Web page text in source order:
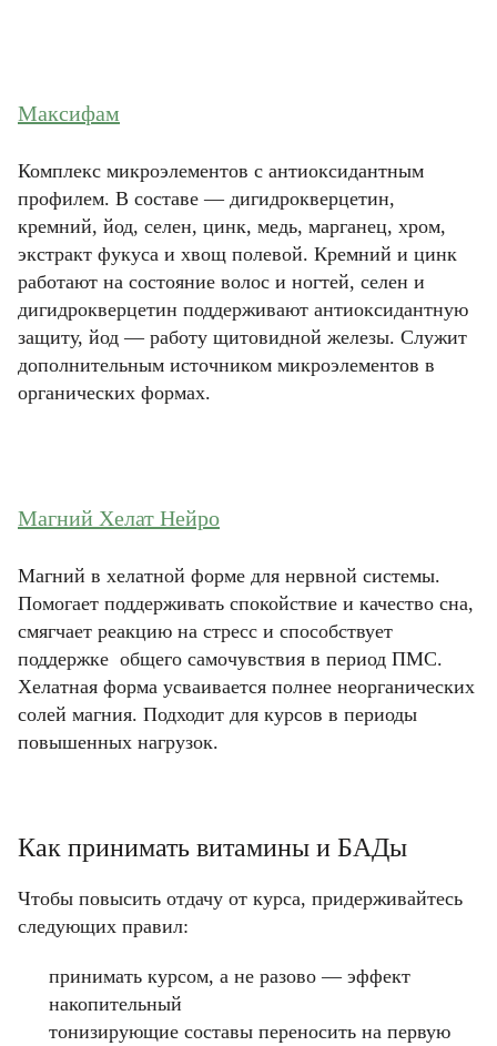
Максифам
Комплекс микроэлементов с антиоксидантным
профилем. В составе — дигидрокверцетин,
кремний, йод, селен, цинк, медь, марганец, хром,
экстракт фукуса и хвощ полевой. Кремний и цинк
работают на состояние волос и ногтей, селен и
дигидрокверцетин поддерживают антиоксидантную
защиту, йод — работу щитовидной железы. Служит
дополнительным источником микроэлементов в
органических формах.
Магний Хелат Нейро
Магний в хелатной форме для нервной системы.
Помогает поддерживать спокойствие и качество сна,
смягчает реакцию на стресс и способствует
поддержке общего самочувствия в период ПМС.
Хелатная форма усваивается полнее неорганических
солей магния. Подходит для курсов в периоды
повышенных нагрузок.
Как принимать витамины и БАДы
Чтобы повысить отдачу от курса, придерживайтесь
следующих правил:
принимать курсом, а не разово — эффект
накопительный
тонизирующие составы переносить на первую